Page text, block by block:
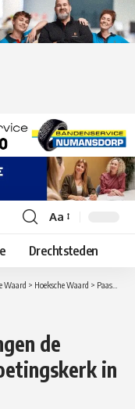
Lettergrootte
aanpassen
Aa
Drechtsteden
Waard > Hoeksche Waard > Paasviering voor leerlingen de Bouwsteen in de Ontmoetingskerk in ‘s-Gravendeel
de
in